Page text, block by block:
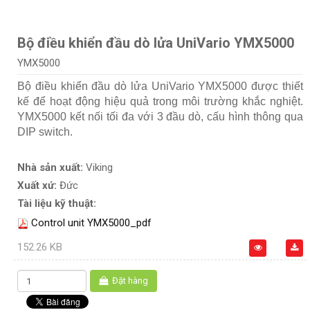
Bộ điều khiển đầu dò lửa UniVario YMX5000
YMX5000
Bộ điều khiển đầu dò lửa UniVario YMX5000 được thiết
kế để hoạt động hiệu quả trong môi trường khắc nghiệt.
YMX5000 kết nối tối đa với 3 đầu dò, cấu hình thông qua
DIP switch.
Nhà sản xuất: Viking
Xuất xứ: Đức
Tài liệu kỹ thuật:
Control unit YMX5000_pdf
152.26 KB
Đặt hàng